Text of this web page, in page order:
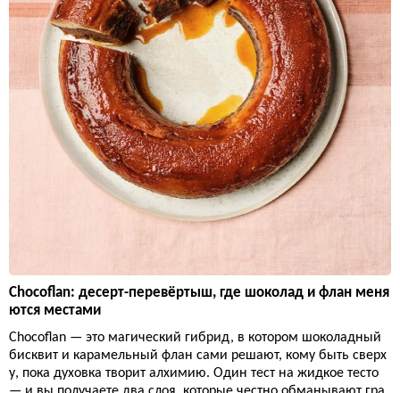
Chocoflan: десерт-перевёртыш, где шоколад и флан меня
ются местами
Chocoflan — это магический гибрид, в котором шоколадный
бисквит и карамельный флан сами решают, кому быть сверх
у, пока духовка творит алхимию. Один тест на жидкое тесто